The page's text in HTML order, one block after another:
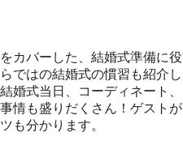
カバーした、結婚式準備に役
ではの結婚式の慣習も紹介し
婚式当日、コーディネート、
情も盛りだくさん！ゲストが
も分かります。